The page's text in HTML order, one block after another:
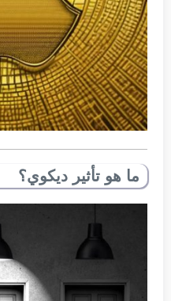
ما هو تأثير ديكوي؟